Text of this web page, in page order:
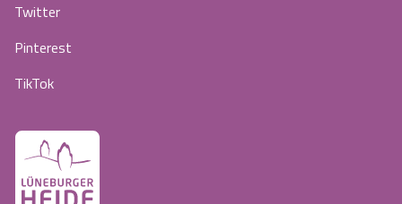
Twitter
Pinterest
TikTok